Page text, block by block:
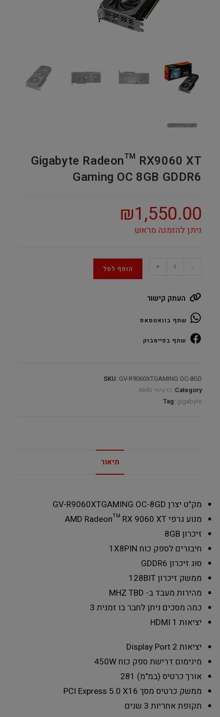
Gigabyte Radeon™ RX9060 XT
Gaming OC 8GB GDDR6
₪1,550.00
ניתן להזמנה מראש
Gigabyte
XT
Gaming
OC
8GB
-
+ הוסף לסל
העתק קישור
שתף בוואטסאפ
שתף בפייסבוק
SKU: GV-R9060XTGAMING OC-8GD
Category: כרטיסי AMD
Tag: gigabyte
תיאור
מק"ט יצרן GV-R9060XTGAMING OC-8GD
מנוע גרפיAMD Radeon™ RX 9060 XT
זיכרון 8GB
חיבורים לספק כוח 1X8PIN
סוג זיכרון GDDR6
ממשק זיכרון128BIT
מהירות מעבד ב- MHZ TBD
כמה מסכים ניתן לחבר בו זמנית 3
יציאות HDMI 1
יציאות Display Port 2
מינימום דרישת ספק כוח450W
אורך כרטיס (במ"מ) 281
ממשק כרטיס מסך PCI Express 5.0 X16
תקופת אחריות 3 שנים